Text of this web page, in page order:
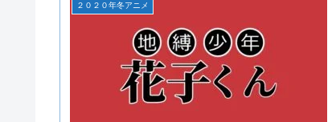
２０２０年冬アニメ